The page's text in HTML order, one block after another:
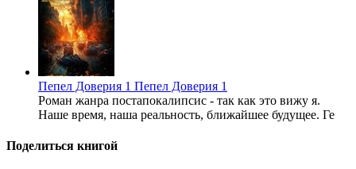
Пепел Доверия 1 Пепел Доверия 1
Роман жанра постапокалипсис - так как это вижу я.
Наше время, наша реальность, ближайшее будущее. Ге
Поделиться книгой